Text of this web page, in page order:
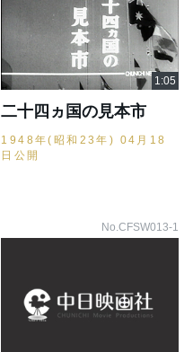
二十四ヵ国の見本市
1948年(昭和23年) 04月18
日公開
No.CFSW013-1